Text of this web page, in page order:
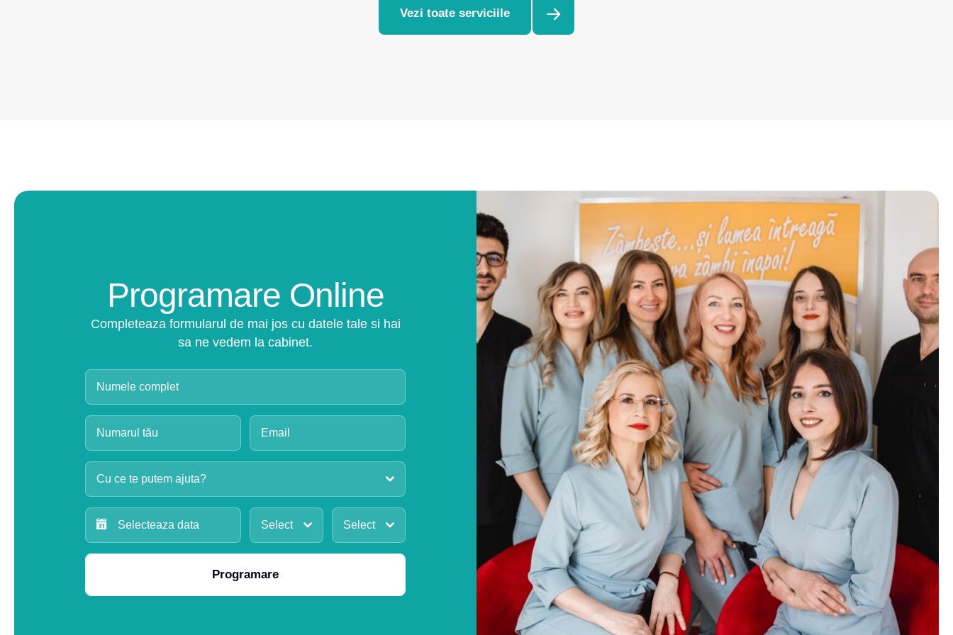
Vezi toate serviciile
Programare Online
Completeaza formularul de mai jos cu datele tale si hai
sa ne vedem la cabinet.
Cu ce te putem ajuta?
Select Select
Programare